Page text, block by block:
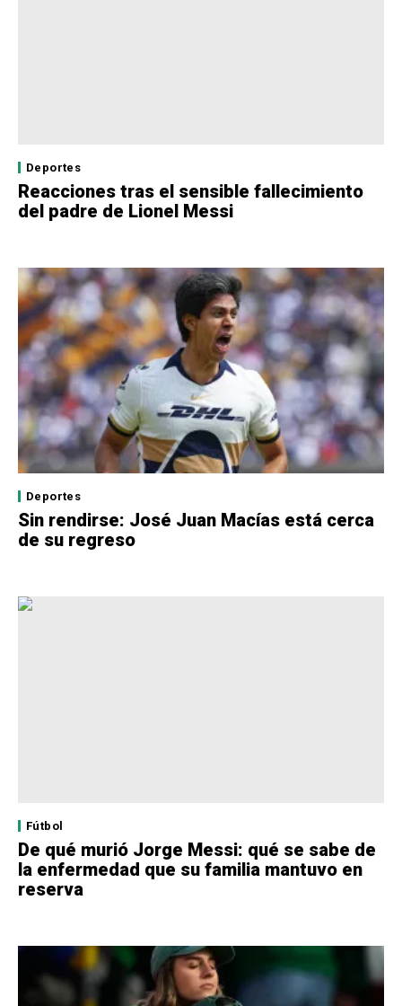
Deportes
Reacciones tras el sensible fallecimiento
del padre de Lionel Messi
Deportes
Sin rendirse: José Juan Macías está cerca
de su regreso
Fútbol
De qué murió Jorge Messi: qué se sabe de
la enfermedad que su familia mantuvo en
reserva